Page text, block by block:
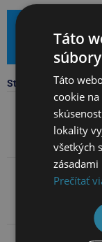
Základné
Stiahnúť PDF s
Táto
Táto
cookie
lokality
všetkých
Prečítať